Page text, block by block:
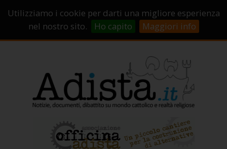
Utilizziamo i cookie per darti una migliore esperienza
nel nostro sito.
Ho capito Maggiori info
Campagne di crowdfunding
Chi Siamo